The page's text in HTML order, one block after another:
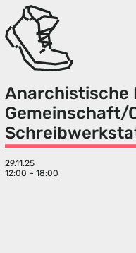
Anarchistische
Gemeinschaft/
29.11.25
12:00 – 18:00